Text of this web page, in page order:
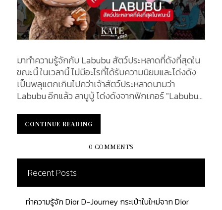
มาทำความรู้จักกับ Labubu สัตว์ประหลาดที่ดังที่สุดใน
ขณะนี้ ในเวลานี้ ไม่มีอะไรที่ได้รับความนิยมและโด่งดัง
เป็นพลุแตกเกินไปกว่าเจ้าสัตว์ประหลาดนามว่า
Labubu อีกแล้ว ลาบูบู้ โด่งดังจากฟิกเกอร์ "Labubu
โดย Pop Mart โด่งดังไปทั่วโลก และโด่งดังมากขึ้นไป
อีกในประเทศไทยเมื่อปรากฏกายพร้อม "ลิซ่า" นักร้อง
ชื่อดังวง Blackpink ในบทความนี้ KATEXOXO จะพาไป
ทำความรู้จักกับเจ้าสัตว์ประหลาดตัวน้อยนี้ ให้ดีมากยิ่ง
ขึ้น จุดกำเนิด LABUBU ในปี 2015 คาซิง ลุง (Kasing
Lung) ศิลปินชาวฮ่องกง ได้สร้างโลกแห่งนางฟ้าใน
หนังสือภาพเทพนิยายนอร์ดิกสามเล่มของเขา ซึ่งมีเหล่า
สัตว์ประหลาดอาศัยอยู่ซึ่งมีทั้งความดีและความชั่ว รวม
CONTINUE READING
CONTINUE READING
0 COMMENTS
Recent Posts
ทำความรู้จัก Dior D-Journey กระเป๋าใบใหม่จาก Dior